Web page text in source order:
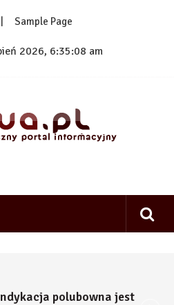
Sample Page
2026, 6:35:09 am
polubowna jest